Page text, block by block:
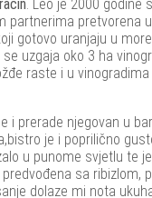
. Leo je 2000 godine
partnerima pretvorena
gotovo uranjaju u
uzgaja oko 3 ha
raste i u
i prerade njegovan u
je i poprilično
u punome svjetlu te je
sa ribizlom,
dolaze mi nota